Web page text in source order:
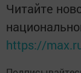
Читайте
https://